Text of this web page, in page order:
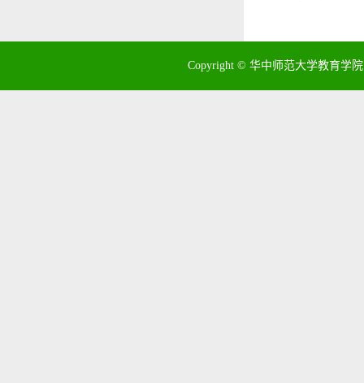
Copyright © 华中师范大学教育学院